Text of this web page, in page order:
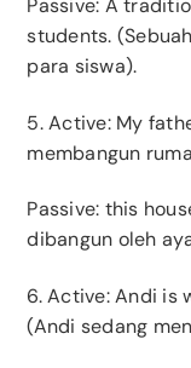
Passive: A
students.
para siswa).
5. Active: My
membangun
Passive: this
dibangun oleh
6. Active: Andi is
(Andi sedang